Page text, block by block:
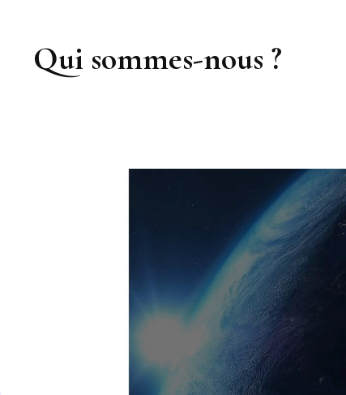
Qui sommes-nous ?